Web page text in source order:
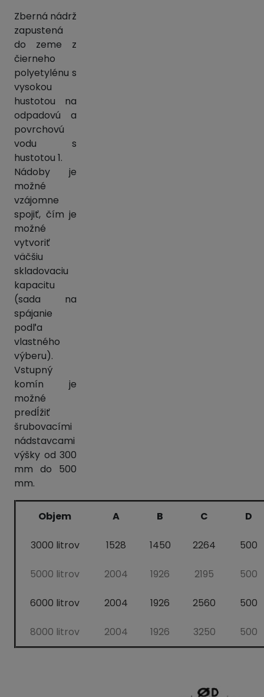
Zberná nádrž
zapustená
do zeme z
čierneho
polyetylénu s
vysokou
hustotou na
odpadovú a
povrchovú
vodu s
hustotou 1.
Nádoby je
možné
vzájomne
spojiť, čím je
možné
vytvoriť
väčšiu
skladovaciu
kapacitu
(sada na
spájanie
podľa
vlastného
výberu).
Vstupný
komín je
možné
predĺžiť
šrubovacími
nádstavcami
výšky od 300
mm do 500
mm.
Objem A B C D
3000 litrov 1528 1450 2264 500
5000 litrov 2004 1926 2195 500
6000 litrov 2004 1926 2560 500
8000 litrov 2004 1926 3250 500